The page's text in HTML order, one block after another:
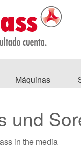
Máquinas
und
in the media